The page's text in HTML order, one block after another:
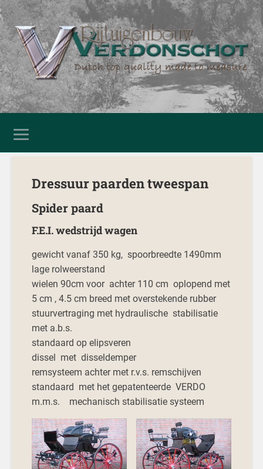
Dressuur paarden tweespan
Spider paard
F.E.I. wedstrijd wagen
gewicht vanaf 350 kg, spoorbreedte 1490mm
lage rolweerstand
wielen 90cm voor achter 110 cm oplopend met
5 cm , 4.5 cm breed met overstekende rubber
stuurvertraging met hydraulische stabilisatie
met a.b.s.
standaard op elipsveren
dissel met disseldemper
remsysteem achter met r.v.s. remschijven
standaard met het gepatenteerde VERDO
m.m.s. mechanisch stabilisatie systeem